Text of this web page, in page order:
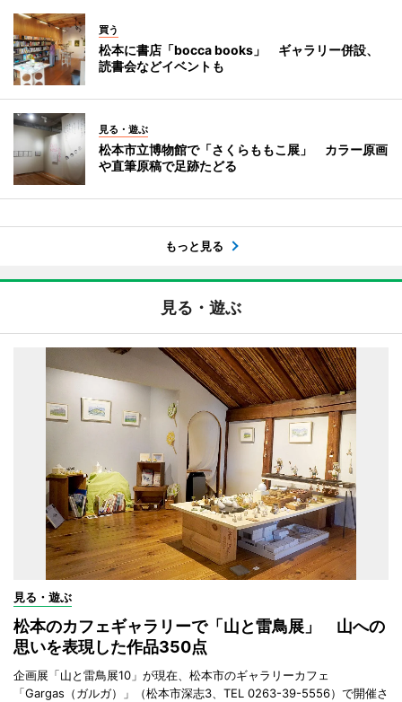
買う
松本に書店「bocca books」 ギャラリー併設、
読書会などイベントも
見る・遊ぶ
松本市立博物館で「さくらももこ展」 カラー原画
や直筆原稿で足跡たどる
もっと見る
見る・遊ぶ
見る・遊ぶ
松本のカフェギャラリーで「山と雷鳥展」 山への
思いを表現した作品350点
企画展「山と雷鳥展10」が現在、松本市のギャラリーカフェ
「Gargas（ガルガ）」（松本市深志3、TEL 0263-39-5556）で開催さ